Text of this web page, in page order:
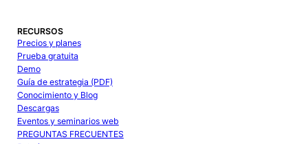
RECURSOS
Precios y planes
Prueba gratuita
Demo
Guía de estrategia (PDF)
Conocimiento y Blog
Descargas
Eventos y seminarios web
PREGUNTAS FRECUENTES